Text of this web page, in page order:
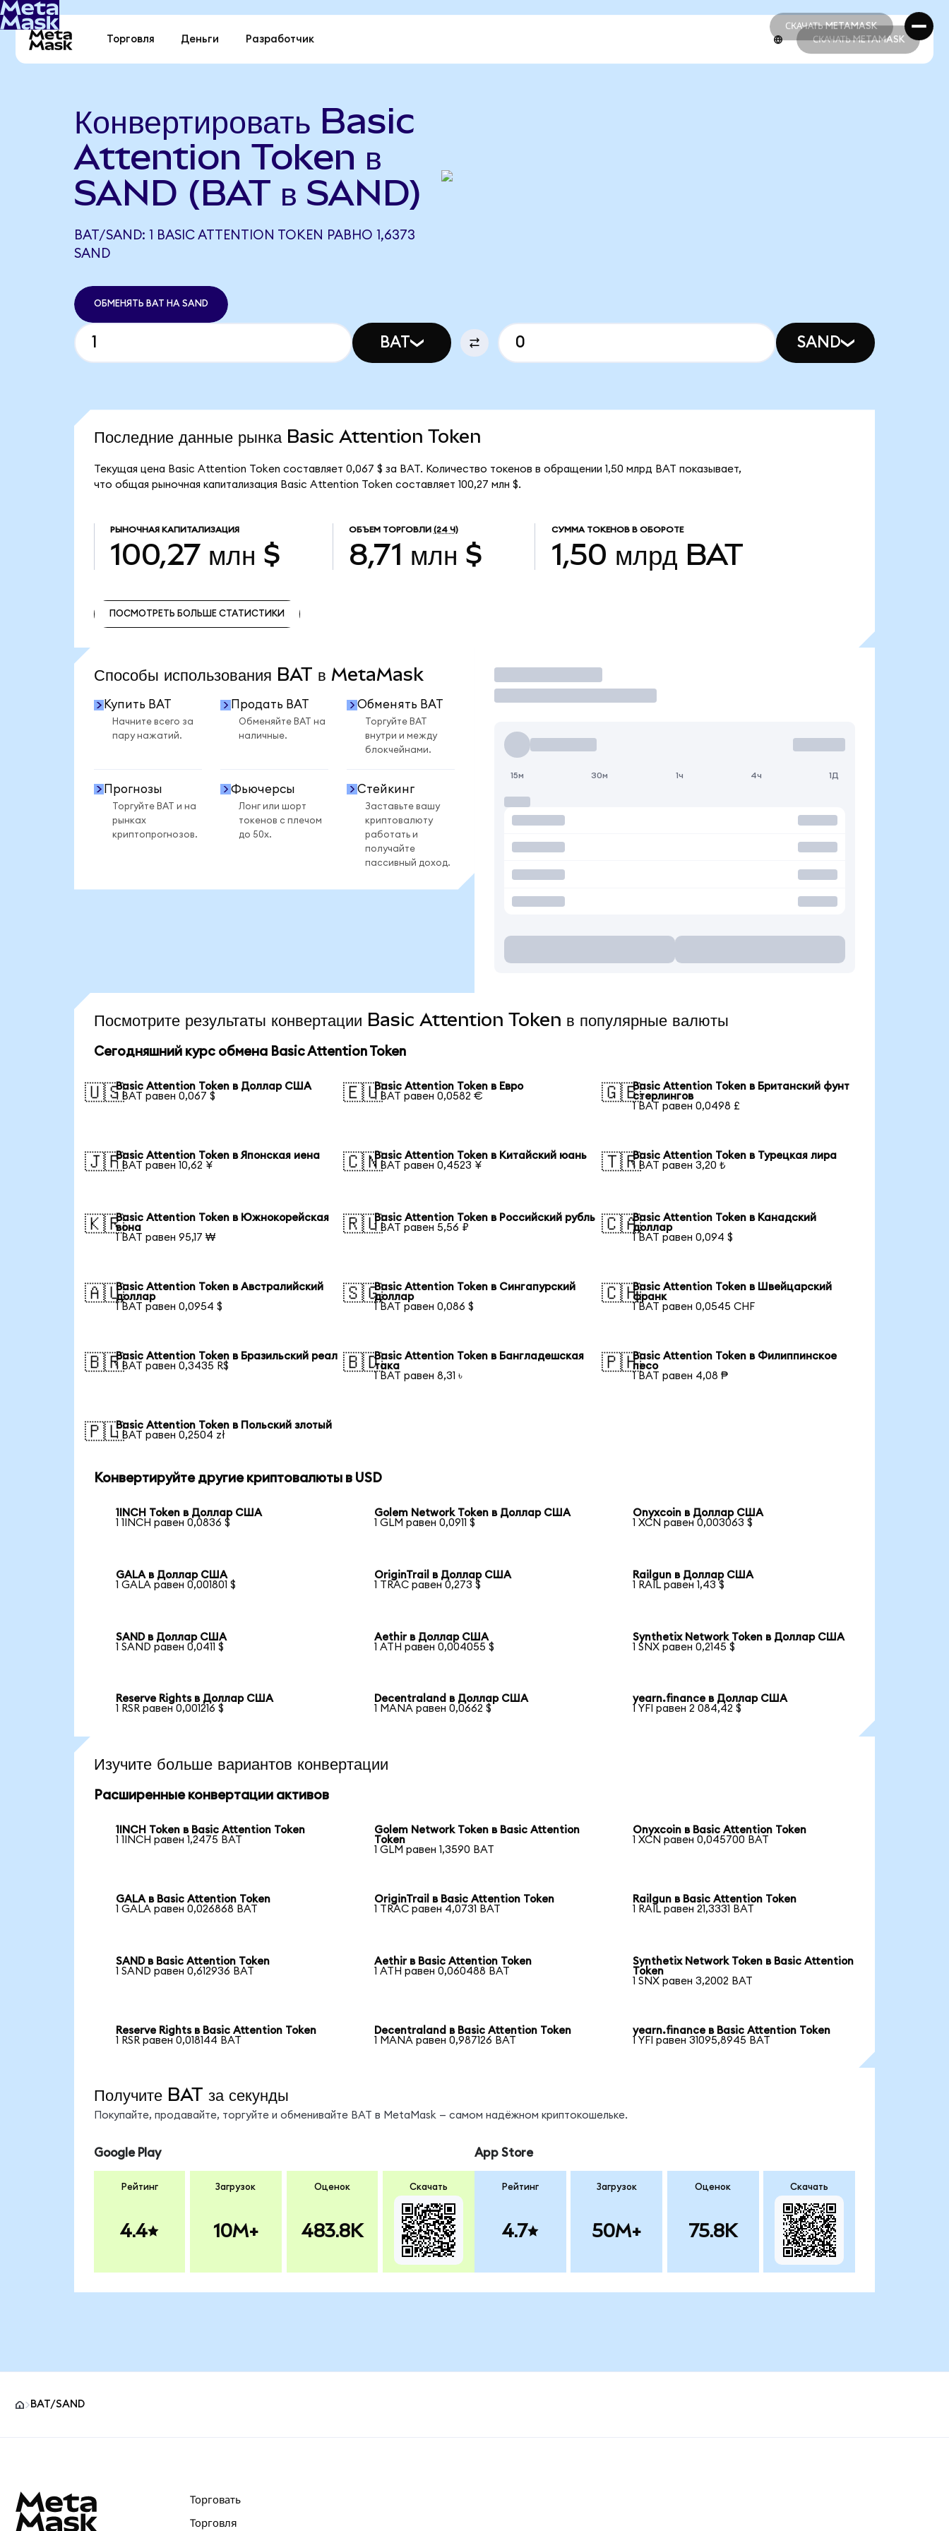
СКАЧАТЬ METAMASK
СКАЧАТЬ METAMASK
Торговля Деньги Разработчик СКАЧАТЬ METAMASK
Конвертировать Basic
Attention Token в
SAND (BAT в SAND)
BAT/SAND: 1 BASIC ATTENTION TOKEN РАВНО 1,6373
SAND
ОБМЕНЯТЬ BAT НА SAND
BAT SAND
Последние данные рынка Basic Attention Token
Текущая цена Basic Attention Token составляет 0,067 $ за BAT. Количество токенов в обращении 1,50 млрд BAT показывает,
что общая рыночная капитализация Basic Attention Token составляет 100,27 млн $.
РЫНОЧНАЯ КАПИТАЛИЗАЦИЯ
100,27 млн $
ОБЪЕМ ТОРГОВЛИ (24 Ч)
8,71 млн $
СУММА ТОКЕНОВ В ОБОРОТЕ
1,50 млрд BAT
ПОСМОТРЕТЬ БОЛЬШЕ СТАТИСТИКИ
Способы использования BAT в MetaMask
Купить BAT
Начните всего за
пару нажатий.
Продать BAT
Обменяйте BAT на
наличные.
Обменять BAT
Торгуйте BAT
внутри и между
блокчейнами.
Прогнозы
Торгуйте BAT и на
рынках
криптопрогнозов.
Фьючерсы
Лонг или шорт
токенов с плечом
до 50x.
Стейкинг
Заставьте вашу
криптовалюту
работать и
получайте
пассивный доход.
Торговать
15м 30м 1ч 4ч 1Д
Посмотрите результаты конвертации Basic Attention Token в популярные валюты
Сегодняшний курс обмена Basic Attention Token
🇺🇸Basic Attention Token в Доллар США
1 BAT равен 0,067 $
🇪🇺Basic Attention Token в Евро
1 BAT равен 0,0582 €
🇬🇧Basic Attention Token в Британский фунт
стерлингов
1 BAT равен 0,0498 £
🇯🇵Basic Attention Token в Японская иена
1 BAT равен 10,62 ¥
🇨🇳Basic Attention Token в Китайский юань
1 BAT равен 0,4523 ¥
🇹🇷Basic Attention Token в Турецкая лира
1 BAT равен 3,20 ₺
🇰🇷Basic Attention Token в Южнокорейская
вона
1 BAT равен 95,17 ₩
🇷🇺Basic Attention Token в Российский рубль
1 BAT равен 5,56 ₽
🇨🇦Basic Attention Token в Канадский
доллар
1 BAT равен 0,094 $
🇦🇺Basic Attention Token в Австралийский
доллар
1 BAT равен 0,0954 $
🇸🇬Basic Attention Token в Сингапурский
доллар
1 BAT равен 0,086 $
🇨🇭Basic Attention Token в Швейцарский
франк
1 BAT равен 0,0545 CHF
🇧🇷Basic Attention Token в Бразильский реал
1 BAT равен 0,3435 R$
🇧🇩Basic Attention Token в Бангладешская
така
1 BAT равен 8,31 ৳
🇵🇭Basic Attention Token в Филиппинское
песо
1 BAT равен 4,08 ₱
🇵🇱Basic Attention Token в Польский злотый
1 BAT равен 0,2504 zł
Конвертируйте другие криптовалюты в USD
1INCH Token в Доллар США
1 1INCH равен 0,0836 $
Golem Network Token в Доллар США
1 GLM равен 0,0911 $
Onyxcoin в Доллар США
1 XCN равен 0,003063 $
GALA в Доллар США
1 GALA равен 0,001801 $
OriginTrail в Доллар США
1 TRAC равен 0,273 $
Railgun в Доллар США
1 RAIL равен 1,43 $
SAND в Доллар США
1 SAND равен 0,0411 $
Aethir в Доллар США
1 ATH равен 0,004055 $
Synthetix Network Token в Доллар США
1 SNX равен 0,2145 $
Reserve Rights в Доллар США
1 RSR равен 0,001216 $
Decentraland в Доллар США
1 MANA равен 0,0662 $
yearn.finance в Доллар США
1 YFI равен 2 084,42 $
Изучите больше вариантов конвертации
Расширенные конвертации активов
1INCH Token в Basic Attention Token
1 1INCH равен 1,2475 BAT
Golem Network Token в Basic Attention
Token
1 GLM равен 1,3590 BAT
Onyxcoin в Basic Attention Token
1 XCN равен 0,045700 BAT
GALA в Basic Attention Token
1 GALA равен 0,026868 BAT
OriginTrail в Basic Attention Token
1 TRAC равен 4,0731 BAT
Railgun в Basic Attention Token
1 RAIL равен 21,3331 BAT
SAND в Basic Attention Token
1 SAND равен 0,612936 BAT
Aethir в Basic Attention Token
1 ATH равен 0,060488 BAT
Synthetix Network Token в Basic Attention
Token
1 SNX равен 3,2002 BAT
Reserve Rights в Basic Attention Token
1 RSR равен 0,018144 BAT
Decentraland в Basic Attention Token
1 MANA равен 0,987126 BAT
yearn.finance в Basic Attention Token
1 YFI равен 31095,8945 BAT
Получите BAT за секунды
Покупайте, продавайте, торгуйте и обменивайте BAT в MetaMask — самом надёжном криптокошельке.
Google Play
Рейтинг
4.4
Загрузок
10M+
Оценок
483.8K
Скачать
App Store
Рейтинг
4.7
Загрузок
50M+
Оценок
75.8K
Скачать
BAT/SAND
Торговать
Торговля